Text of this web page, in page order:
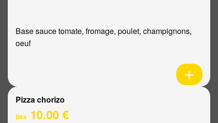
Base sauce tomate, fromage, poulet, champignons,
oeuf
Pizza chorizo
Dès 10.00 €